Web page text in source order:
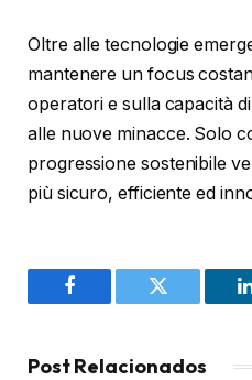
Oltre alle tecnologie
mantenere un focus
operatori e sulla capacità
alle nuove minacce. Solo
progressione sostenibile
più sicuro, efficiente ed
Facebook Twitter
Post Relacionados